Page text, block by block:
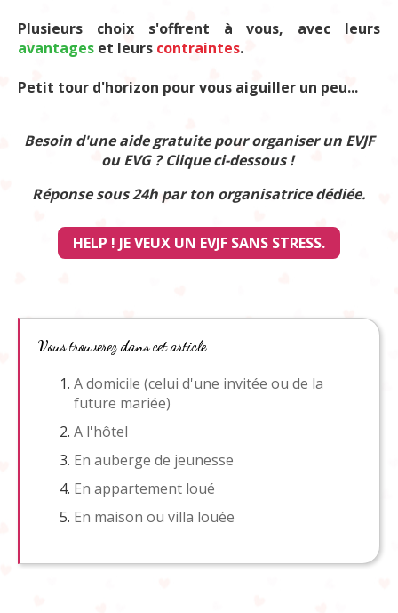
Plusieurs choix s'offrent à vous, avec leurs
avantages et leurs contraintes.
Petit tour d'horizon pour vous aiguiller un peu...
Besoin d'une aide gratuite pour organiser un EVJF
ou EVG ? Clique ci-dessous !
Réponse sous 24h par ton organisatrice dédiée.
HELP ! JE VEUX UN EVJF SANS STRESS.
Vous trouverez dans cet article
A domicile (celui d'une invitée ou de la
future mariée)
A l'hôtel
En auberge de jeunesse
En appartement loué
En maison ou villa louée